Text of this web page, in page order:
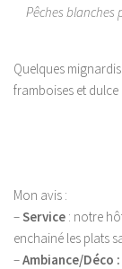
Pêches blanches
Quelques
framboises et
Mon avis :
–Service : notre
enchainé les plats
–Ambiance/Déco :